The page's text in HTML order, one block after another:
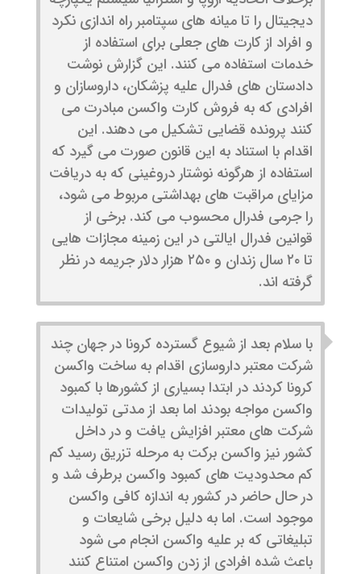
دیجیتال را تا میانه های سپتامبر راه اندازی نکرد
و افراد از کارت های جعلی برای استفاده از
خدمات استفاده می کنند. این گزارش نوشت
دادستان های فدرال علیه پزشکان، داروسازان و
افرادی که به فروش کارت واکسن مبادرت می
کنند پرونده قضایی تشکیل می دهند. این
اقدام با استناد به این قانون صورت می گیرد که
استفاده از هرگونه نوشتار دروغینی که به دریافت
مزایای مراقبت های بهداشتی مربوط می شود،
را جرمی فدرال محسوب می کند. برخی از
قوانین فدرال ایالتی در این زمینه مجازات هایی
تا ۲۰ سال زندان و ۲۵۰ هزار دلار جریمه در نظر
گرفته اند.
با سلام بعد از شیوع گسترده کرونا در جهان چند
شرکت معتبر داروسازی اقدام به ساخت واکسن
کرونا کردند در ابتدا بسیاری از کشورها با کمبود
واکسن مواجه بودند اما بعد از مدتی تولیدات
شرکت های معتبر افزایش یافت و در داخل
کشور نیز واکسن برکت به مرحله تزریق رسید کم
کم محدودیت های کمبود واکسن برطرف شد و
در حال حاضر در کشور به اندازه کافی واکسن
موجود است. اما به دلیل برخی شایعات و
تبلیغاتی که بر علیه واکسن انجام می شود
باعث شده افرادی از زدن واکسن امتناع کنند